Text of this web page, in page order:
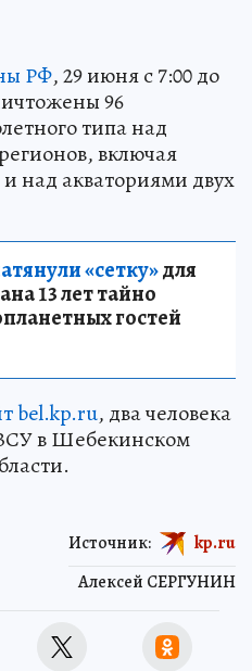
РФ, 29 июня с 7:00 до
96
типа над
включая
над акваториями двух
«сетку»для
13 лет тайно
гостей
bel.kp.ru, два человека
в Шебекинском
Алексей СЕРГУНИН
Источник: kp.ru